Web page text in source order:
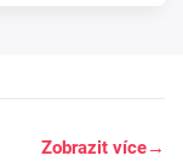
Zobrazit více→